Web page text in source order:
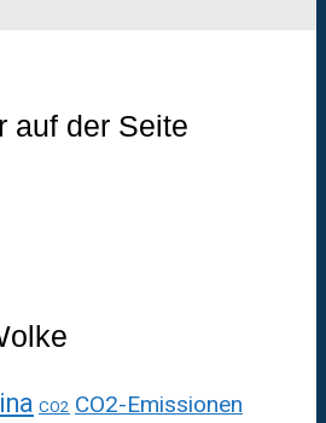
auf der Seite
CO2 CO2-Emissionen